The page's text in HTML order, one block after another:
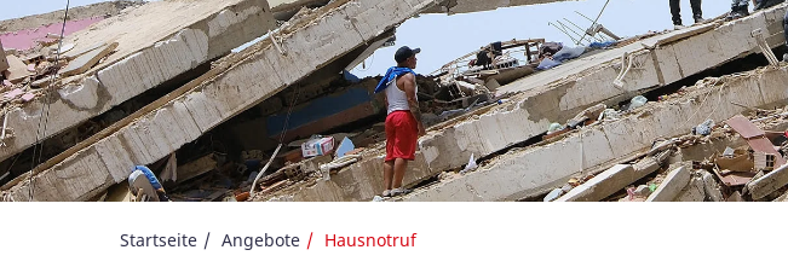
Startseite Angebote Hausnotruf